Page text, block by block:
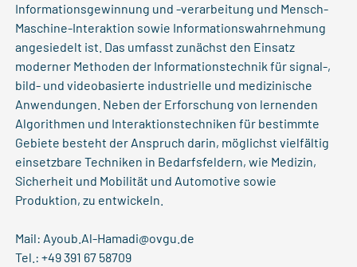
Informationsgewinnung und -verarbeitung und Mensch-
Maschine-Interaktion sowie Informationswahrnehmung
angesiedelt ist. Das umfasst zunächst den Einsatz
moderner Methoden der Informationstechnik für signal-,
bild- und videobasierte industrielle und medizinische
Anwendungen. Neben der Erforschung von lernenden
Algorithmen und Interaktionstechniken für bestimmte
Gebiete besteht der Anspruch darin, möglichst vielfältig
einsetzbare Techniken in Bedarfsfeldern, wie Medizin,
Sicherheit und Mobilität und Automotive sowie
Produktion, zu entwickeln.
Mail: Ayoub.Al-Hamadi@ovgu.de
Tel.: +49 391 67 58709